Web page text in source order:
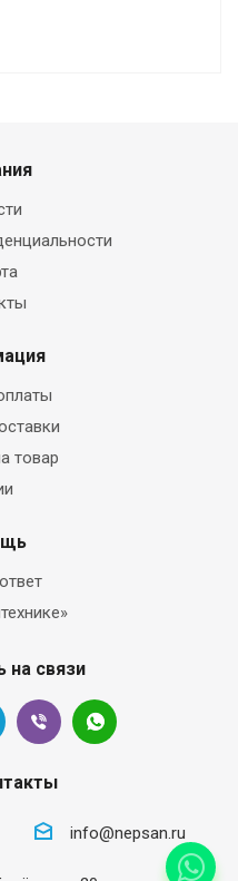
товар
на связи
info@nepsan.ru